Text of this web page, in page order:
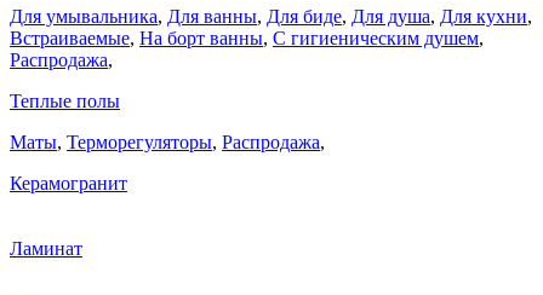
Для умывальника, Для ванны, Для биде, Для душа, Для кухни,
Встраиваемые, На борт ванны, C гигиеническим душем,
Распродажа,
Теплые полы
Маты, Терморегуляторы, Распродажа,
Керамогранит
Ламинат